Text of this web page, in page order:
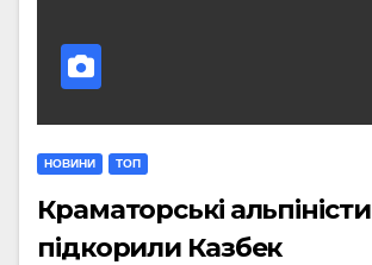
НОВИНИ ТОП
Краматорські альпіністи
підкорили Казбек